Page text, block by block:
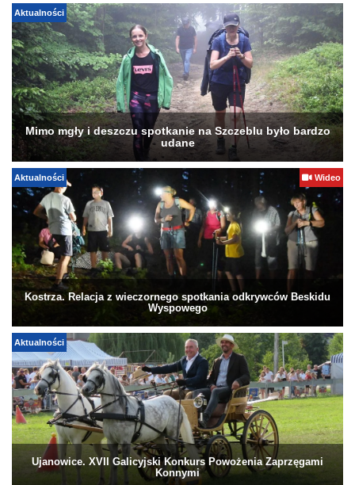
Aktualności
Mimo mgły i deszczu spotkanie na Szczeblu było bardzo
udane
Aktualności Wideo
Kostrza. Relacja z wieczornego spotkania odkrywców Beskidu
Wyspowego
Aktualności
Ujanowice. XVII Galicyjski Konkurs Powożenia Zaprzęgami
Konnymi